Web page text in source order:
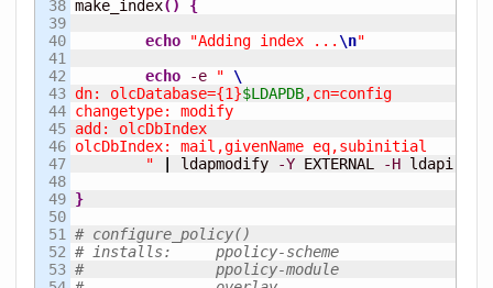
38
39
40
41
42
43
44
45
46
47
48
49
50
51
52
53
make_index()
{
echo
"Adding index ... \n"
echo
-e "
dn: olcDatabase={1}$LDAPDB,cn=config
changetype: modify
add: olcDbIndex
olcDbIndex: mail,givenName eq,subinitial
        "
ldapmodify -Y EXTERNAL -H ldapi:
}
# configure_policy()
# installs: 	ppolicy-scheme
# 		ppolicy-module